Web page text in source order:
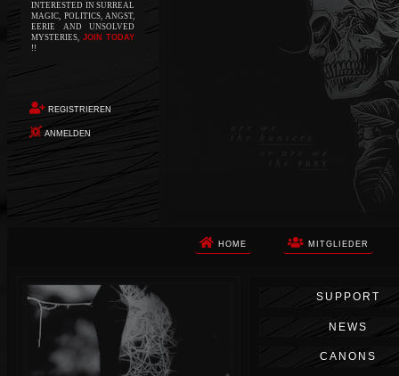
INTERESTED IN SURREAL
MAGIC, POLITICS, ANGST,
EERIE AND UNSOLVED
MYSTERIES, JOIN TODAY
!!
REGISTRIEREN
ANMELDEN
HOME MITGLIEDER
Die Apokalypse. Das ist das Wort,
das Ihnen in den Sinn kommt, als
Sie auf dem Boden aufwachen, Ihr
Körper schmerzt und Ihr Geist
wird von alptraumhaften
Erinnerungen überflutet. Vor
SUPPORT
NEWS
CANONS